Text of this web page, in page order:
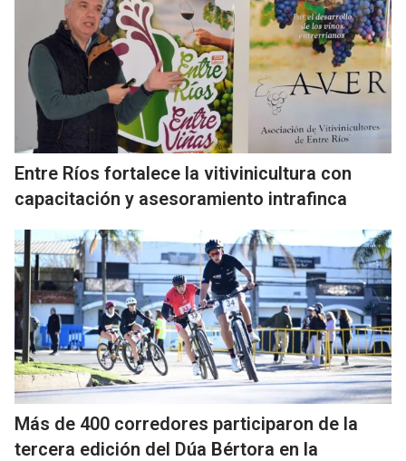
Entre Ríos fortalece la vitivinicultura con
capacitación y asesoramiento intrafinca
Más de 400 corredores participaron de la
tercera edición del Dúa Bértora en la